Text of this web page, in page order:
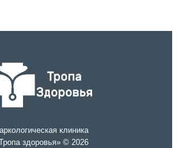
клиника
здоровья» © 2026